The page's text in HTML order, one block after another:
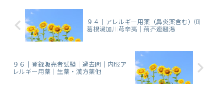
９４｜アレルギー用薬（鼻炎薬含む）⒀
葛根湯加川芎辛夷｜荊芥連翹湯
９６｜登録販売者試験｜過去問｜内服ア
レルギー用薬｜生薬・漢方薬他